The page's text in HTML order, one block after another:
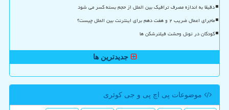
دقیقا به اندازه مصرف ترافیک بین الملل از حجم بسته کسر می شود
ماجرای اعمال ضریب ۲ و هفت دهم برای اینترنت بین الملل چیست؟
کودکان در تونل وحشت فیلترشکن ها
جدیدترین ها
موضوعات پی اچ پی و جی كوئری